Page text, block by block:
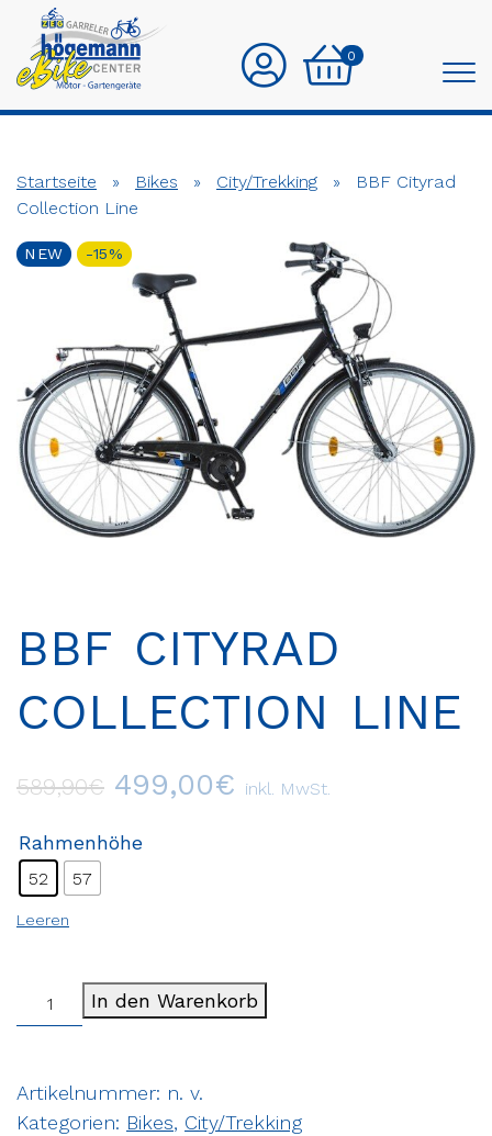
0
Startseite » Bikes » City/Trekking »
BBF Cityrad
Collection Line
NEW -15%
BBF CITYRAD
COLLECTION LINE
589,90€ 499,00€ inkl. MwSt.
Rahmenhöhe
52 57
Leeren
In den Warenkorb
Artikelnummer: n. v.
Kategorien: Bikes, City/Trekking